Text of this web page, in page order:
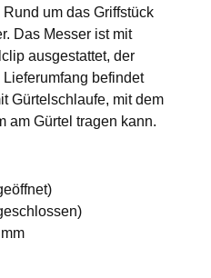
um das Griffstück
Das Messer ist mit
ausgestattet, der
befindet
Gürtelschlaufe, mit dem
am Gürtel tragen kann.